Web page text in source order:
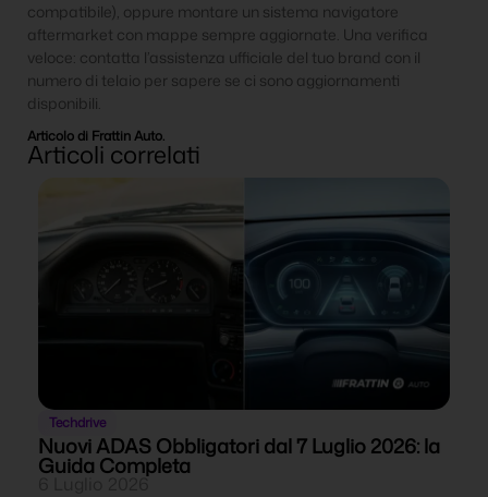
compatibile), oppure montare un sistema navigatore
aftermarket con mappe sempre aggiornate. Una verifica
veloce: contatta l’assistenza ufficiale del tuo brand con il
numero di telaio per sapere se ci sono aggiornamenti
disponibili.
Articolo di Frattin Auto.
Articoli correlati
Techdrive
Nuovi ADAS Obbligatori dal 7 Luglio 2026: la
Guida Completa
6 Luglio 2026